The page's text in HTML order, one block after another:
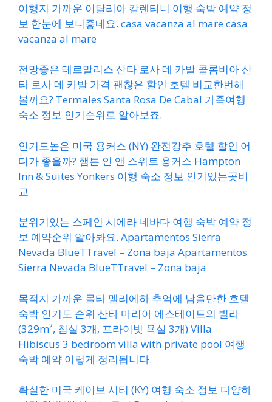
여행지 가까운 이탈리아 칼렌티니 여행 숙박 예약 정
보 한눈에 보니좋네요. casa vacanza al mare casa
vacanza al mare
전망좋은 테르말리스 산타 로사 데 카발 콜롬비아 산
타 로사 데 카발 가격 괜찮은 할인 호텔 비교한번해
볼까요? Termales Santa Rosa De Cabal 가족여행
숙소 정보 인기순위로 알아보죠.
인기도높은 미국 용커스 (NY) 완전강추 호텔 할인 어
디가 좋을까? 햄튼 인 앤 스위트 용커스 Hampton
Inn & Suites Yonkers 여행 숙소 정보 인기있는곳비
교
분위기있는 스페인 시에라 네바다 여행 숙박 예약 정
보 예약순위 알아봐요. Apartamentos Sierra
Nevada BlueTTravel – Zona baja Apartamentos
Sierra Nevada BlueTTravel – Zona baja
목적지 가까운 몰타 멜리에하 추억에 남을만한 호텔
숙박 인기도 순위 산타 마리아 에스테이트의 빌라
(329m², 침실 3개, 프라이빗 욕실 3개) Villa
Hibiscus 3 bedroom villa with private pool 여행
숙박 예약 이렇게 정리됩니다.
확실한 미국 케이브 시티 (KY) 여행 숙소 정보 다양하